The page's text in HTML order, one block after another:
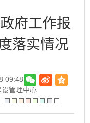
府工作报
落实情况
09:48
管理中心